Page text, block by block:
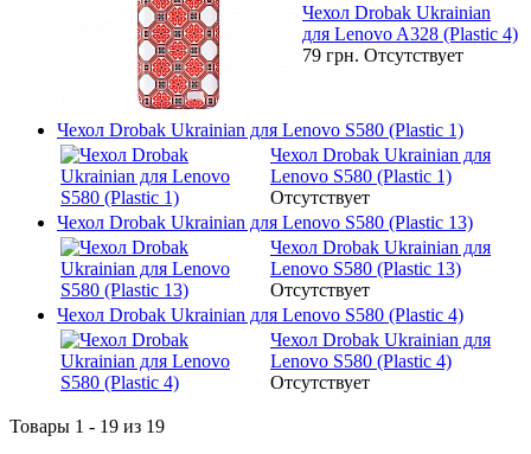
Чехол Drobak Ukrainian
для Lenovo A328 (Plastic 4)
79 грн. Отсутствует
Чехол Drobak Ukrainian для Lenovo S580 (Plastic 1)
Чехол Drobak Ukrainian для
Lenovo S580 (Plastic 1)
Отсутствует
Чехол Drobak Ukrainian для Lenovo S580 (Plastic 13)
Чехол Drobak Ukrainian для
Lenovo S580 (Plastic 13)
Отсутствует
Чехол Drobak Ukrainian для Lenovo S580 (Plastic 4)
Чехол Drobak Ukrainian для
Lenovo S580 (Plastic 4)
Отсутствует
Товары 1 - 19 из 19